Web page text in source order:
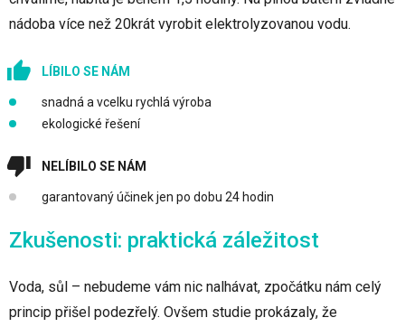
nádoba více než 20krát vyrobit elektrolyzovanou vodu.
LÍBILO SE NÁM
snadná a vcelku rychlá výroba
ekologické řešení
NELÍBILO SE NÁM
garantovaný účinek jen po dobu 24 hodin
Zkušenosti: praktická záležitost
Voda, sůl – nebudeme vám nic nalhávat, zpočátku nám celý
princip přišel podezřelý. Ovšem studie prokázaly, že